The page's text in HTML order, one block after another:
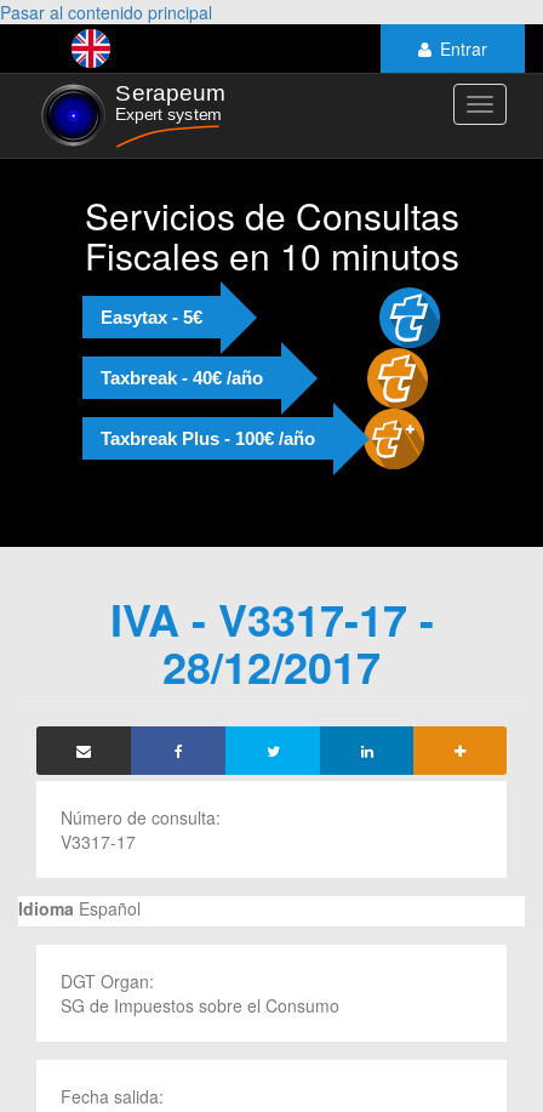
Pasar al contenido principal
Entrar
Toggle
Servicios de Consultas
Fiscales en 10 minutos
Easytax - 5€
Taxbreak - 40€ /año
Taxbreak Plus - 100€ /año
IVA - V3317-17 -
28/12/2017
Número de consulta:
V3317-17
Idioma Español
DGT Organ:
SG de Impuestos sobre el Consumo
Fecha salida: